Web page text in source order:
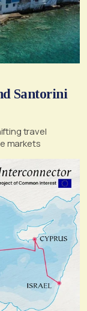
Santorini
travel
markets